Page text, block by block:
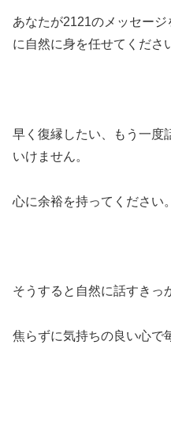
あなたが2121のメッセー
に自然に身を任せてくださ
早く復縁したい、もう一度
いけません。
心に余裕を持ってください。
そうすると自然に話すきっ
焦らずに気持ちの良い心で